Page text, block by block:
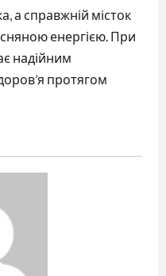
а справжній місток
енергією. При
надійним
протягом